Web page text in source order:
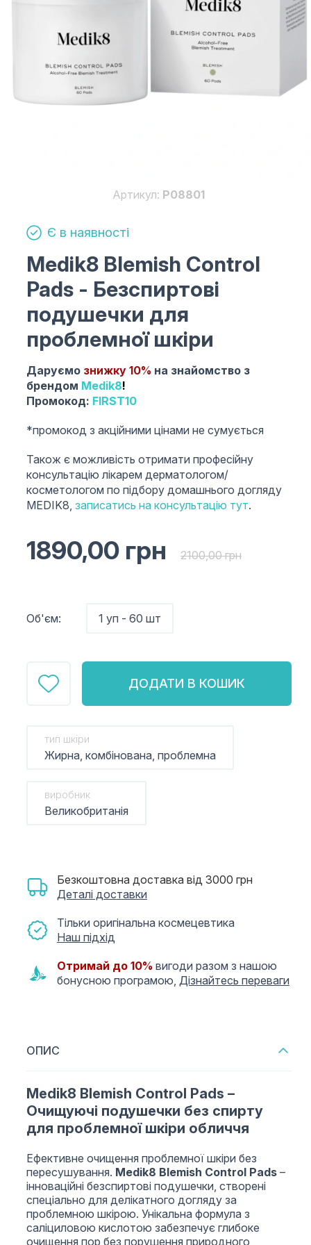
Артикул: P08801
Є в наявності
Medik8 Blemish Control
Pads- Безспиртові
подушечки для
проблемної шкіри
Даруємо знижку 10% на знайомство з
брендом Medik8!
Промокод: FIRST10
*промокод з акційними цінами не сумується
Також є можливість отримати професійну
консультацію лікарем дерматологом/
косметологом по підбору домашнього догляду
MEDIK8, записатись на консультацію тут.
1890,00 грн 2100,00грн
Об'єм: 1 уп - 60 шт
ДОДАТИ В КОШИК
тип шкіри
Жирна, комбінована, проблемна
виробник
Великобританія
Безкоштовна доставка від 3000 грн
Деталі доставки
Тільки оригінальна космецевтика
Наш підхід
Отримай до 10% вигоди разом з нашою
бонусною програмою, Дізнайтесь переваги
ОПИС
Medik8 Blemish Control Pads –
Очищуючі подушечки без спирту
для проблемної шкіри обличчя
Ефективне очищення проблемної шкіри без
пересушування. Medik8 Blemish Control Pads–
інноваційні безспиртові подушечки, створені
спеціально для делікатного догляду за
проблемною шкірою. Унікальна формула з
саліциловою кислотою забезпечує глибоке
очищення пор без порушення природного